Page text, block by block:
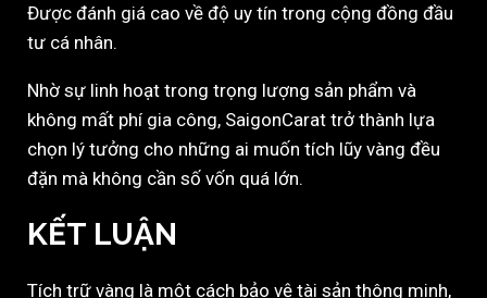
Được đánh giá cao về độ uy tín trong cộng đồng đầu
tư cá nhân.
Nhờ sự linh hoạt trong trọng lượng sản phẩm và
không mất phí gia công, SaigonCarat trở thành lựa
chọn lý tưởng cho những ai muốn tích lũy vàng đều
đặn mà không cần số vốn quá lớn.
KẾT LUẬN
Tích trữ vàng là một cách bảo vệ tài sản thông minh,